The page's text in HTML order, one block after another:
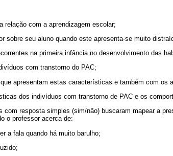
relação com a aprendizagem escolar;
sobre seu aluno quando este apresenta-se muito
na primeira infância no desenvolvimento das
com transtorno do PAC;
apresentam estas características e também com os
dos indivíduos com transtorno de PAC e os
com resposta simples (sim/não) buscaram mapear a
o professor acerca de:
a fala quando há muito barulho;